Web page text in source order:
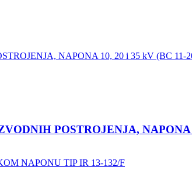
POSTROJENJA, NAPONA